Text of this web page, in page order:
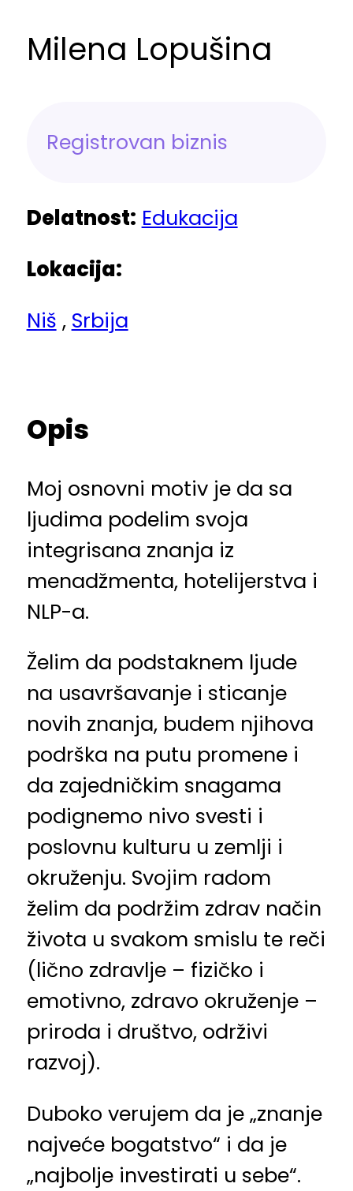
Milena Lopušina
Registrovan biznis
Delatnost: Edukacija
Lokacija:
Niš , Srbija
Opis
Moj osnovni motiv je da sa
ljudima podelim svoja
integrisana znanja iz
menadžmenta, hotelijerstva i
NLP-a.
Želim da podstaknem ljude
na usavršavanje i sticanje
novih znanja, budem njihova
podrška na putu promene i
da zajedničkim snagama
podignemo nivo svesti i
poslovnu kulturu u zemlji i
okruženju. Svojim radom
želim da podržim zdrav način
života u svakom smislu te reči
(lično zdravlje – fizičko i
emotivno, zdravo okruženje –
priroda i društvo, održivi
razvoj).
Duboko verujem da je „znanje
najveće bogatstvo“ i da je
„najbolje investirati u sebe“.